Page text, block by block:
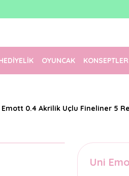
1500 TL Üzeri Ücretsiz Kargo
OYUNCAK KONSEPTLER
Emott 0.4 Akrilik Uçlu Fineliner 5
Uni